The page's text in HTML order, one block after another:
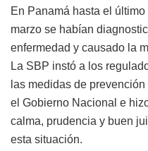
En Panamá hasta el
marzo se habían
enfermedad y causado la
La SBP instó a los
las medidas de
el Gobierno Nacional e
calma, prudencia y buen
esta situación.